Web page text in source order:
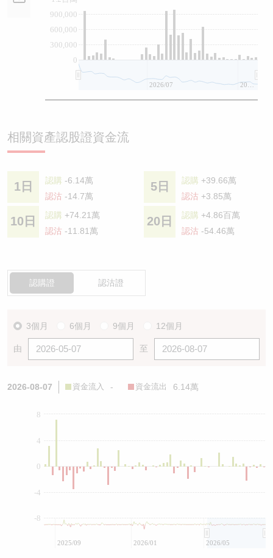
0
300,000
600,000
900,000
2026/07 2026/08
相關資產認股證資金流
1日 認購 -6.14萬
認沽 -14.7萬
5日 認購 +39.66萬
認沽 +3.85萬
10日 認購 +74.21萬
認沽 -11.81萬
20日 認購 +4.86百萬
認沽 -54.46萬
認購證 認沽證
3個月 6個月 9個月 12個月
由 至
2026-08-07 資金流入 - 資金流出 6.14萬
0
-8
-4
4
8
2025/09 2026/01 2026/05